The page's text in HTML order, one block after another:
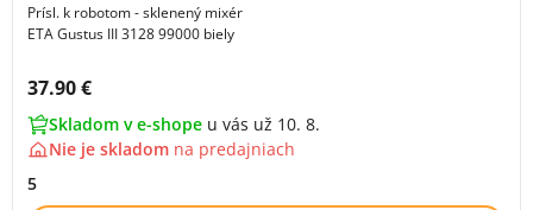
Prísl. k robotom - sklenený mixér
ETA Gustus III 3128 99000 biely
Cena s DPH:
37.90 €
Skladom v e-shope u vás už 10. 8.
Nie je skladom na predajniach
5